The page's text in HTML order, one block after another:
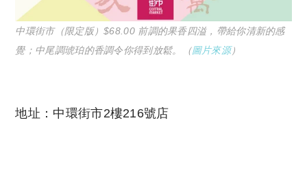
中環街市（限定版）$68.00 前調的果香四溢，帶給你清新的感
覺；中尾調琥珀的香調令你得到放鬆。（圖片來源）
地址：中環街市2樓216號店